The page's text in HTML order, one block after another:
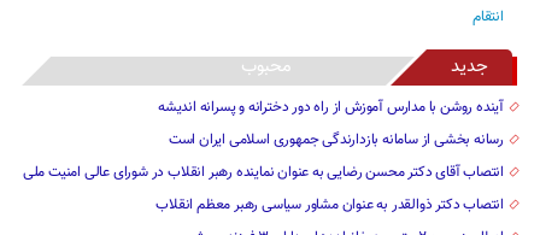
جدید محبوب
آینده روشن با مدارس آموزش از راه دور دخترانه و پسرانه اندیشه
رسانه بخشی از سامانه بازدارندگی جمهوری اسلامی ایران است
انتصاب آقای دکتر محسن رضایی به عنوان نماینده رهبر انقلاب در شورای عالی امنیت ملی
انتصاب دکتر ذوالقدر به عنوان مشاور سیاسی رهبر معظم انقلاب